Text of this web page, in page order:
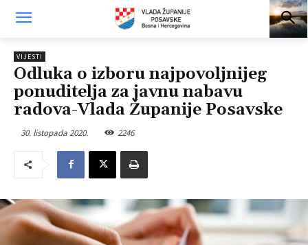
VIJESTI
Odluka o izboru najpovoljnijeg
ponuditelja za javnu nabavu
radova-Vlada Županije Posavske
30. listopada 2020. 2246